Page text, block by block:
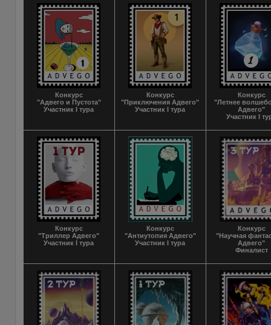
Конкурс
"Адвего и Пустота"
Участник I тура
Конкурс
"Приключения Адвего"
Участник I тура
Конкурс
"Летнее
Адвего"
Участник I
Конкурс
"Триллер Адвего"
Участник I тура
Конкурс
"Антиутопия Адвего"
Участник I тура
Конкурс
"Научная
Адвего"
Финалист